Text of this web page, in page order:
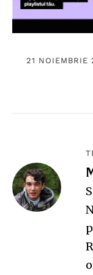
21 NOIEMBRIE